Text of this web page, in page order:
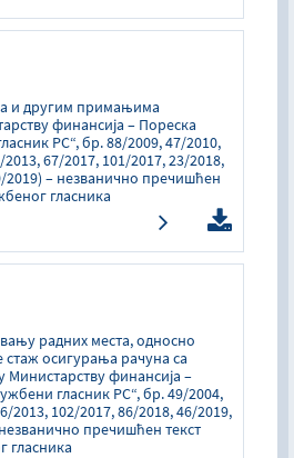
и другим примањима
финансија – Пореска
РС“, бр. 88/2009, 47/2010,
67/2017, 101/2017, 23/2018,
2019) – незванично пречишћен
гласника
радних места, односно
стаж осигурања рачуна са
Министарству финансија –
гласник РС“, бр. 49/2004,
2013, 102/2017, 86/2018, 46/2019,
пречишћен текст
гласника